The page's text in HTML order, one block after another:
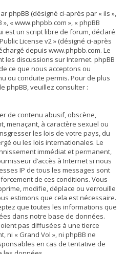
phpBB (désigné ci-après par « ils »,
», « www.phpbb.com », « phpBB
est un script libre de forum, déclaré
License v2» (désigné ci-après
depuis www.phpbb.com. Le
les discussions sur Internet. phpBB
ce que nous acceptons ou
ou conduite permis. Pour de plus
phpBB, veuillez consulter :
de contenu abusif, obscène,
menaçant, à caractère sexuel ou
les lois de votre pays, du
ou les lois internationales. Le
immédiat et permanent,
d’accès à Internet si nous
IP de tous les messages sont
de ces conditions. Vous
modifie, déplace ou verrouille
estimons que cela est nécessaire.
que toutes les informations que
dans notre base de données.
pas diffusées à une tierce
ni « Grand Vol », ni phpBB ne
en cas de tentative de